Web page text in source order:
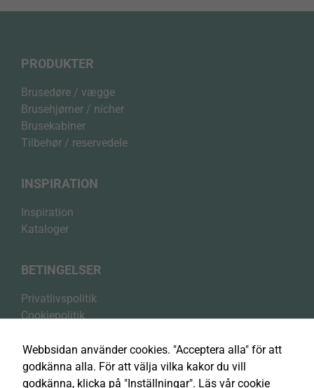
PRODUKTER
Brusedøre / vægge
Brusehjørner / nicher
Brusekabiner
Tilbehør / reservedele
INSPIRATION
Inspiration
Kataloger
BETINGELSER
Privatlivspolitik
Cookiepolitik
Webbsidan använder cookies. "Acceptera alla" för att
godkänna alla. För att välja vilka kakor du vill
godkänna, klicka på "Inställningar". Läs vår cookie
för att vår
webbplats ska
fungera säkert